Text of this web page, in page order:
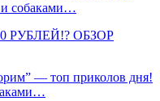
собаками…
РУБЛЕЙ!? ОБЗОР
— топ приколов дня!